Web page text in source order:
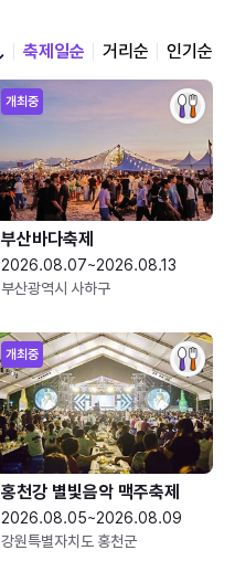
축제일순 거리순 인기순
개최중
부산바다축제
2026.08.07~2026.08.13
부산광역시 사하구
개최중
홍천강 별빛음악 맥주축제
2026.08.05~2026.08.09
강원특별자치도 홍천군